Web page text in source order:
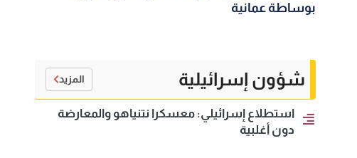
بوساطة عمانية
شؤون إسرائيلية المزيد
استطلاع إسرائيلي: معسكرا نتنياهو والمعارضة
دون أغلبية